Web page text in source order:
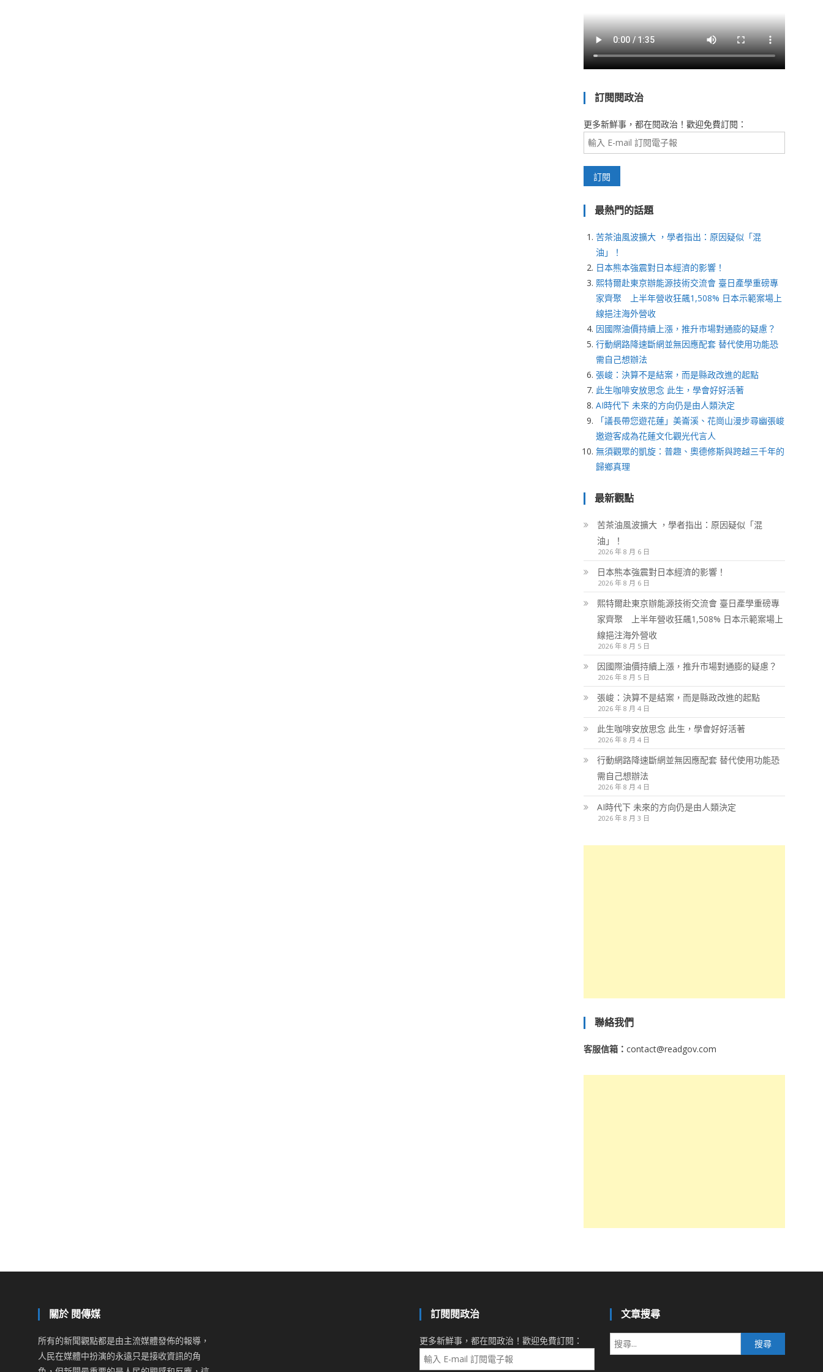
訂閱閱政治
更多新鮮事，都在閱政治！歡迎免費訂閱：
最熱門的話題
苦茶油風波擴大 ，學者指出：原因疑似「混
油」！
日本熊本強震對日本經濟的影響！
熙特爾赴東京辦能源技術交流會 臺日產學重磅專
家齊聚 上半年營收狂飆1,508% 日本示範案場上
線挹注海外營收
因國際油價持續上漲，推升市場對通膨的疑慮？
行動網路降速斷網並無因應配套 替代使用功能恐
需自己想辦法
張峻：決算不是結案，而是縣政改進的起點
此生咖啡安放思念 此生，學會好好活著
AI時代下 未來的方向仍是由人類決定
「議長帶您遊花蓮」美崙溪、花崗山漫步尋幽張峻
邀遊客成為花蓮文化觀光代言人
無須觀眾的凱旋：普趣、奧德修斯與跨越三千年的
歸鄉真理
最新觀點
苦茶油風波擴大 ，學者指出：原因疑似「混
油」！
2026 年 8 月 6 日
日本熊本強震對日本經濟的影響！
2026 年 8 月 6 日
熙特爾赴東京辦能源技術交流會 臺日產學重磅專
家齊聚 上半年營收狂飆1,508% 日本示範案場上
線挹注海外營收
2026 年 8 月 5 日
因國際油價持續上漲，推升市場對通膨的疑慮？
2026 年 8 月 5 日
張峻：決算不是結案，而是縣政改進的起點
2026 年 8 月 4 日
此生咖啡安放思念 此生，學會好好活著
2026 年 8 月 4 日
行動網路降速斷網並無因應配套 替代使用功能恐
需自己想辦法
2026 年 8 月 4 日
AI時代下 未來的方向仍是由人類決定
2026 年 8 月 3 日
聯絡我們
客服信箱： contact@readgov.com
關於 閱傳媒
所有的新聞觀點都是由主流媒體發佈的報導，
人民在媒體中扮演的永遠只是接收資訊的角
訂閱閱政治
更多新鮮事，都在閱政治！歡迎免費訂閱：
文章搜尋
尋